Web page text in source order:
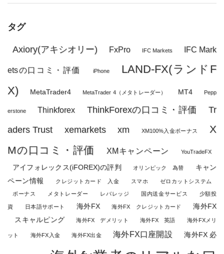
タグ
Axiory(アキシオリー) FxPro IFC Markets IFC Mark
etsの口コミ・評価 iPhone
LAND-FX(ランドF
X)
MetaTrader4 MetaTrader 4（メタトレーダー） MT4 Pepp
erstone Thinkforex ThinkForexの口コミ・評価
Tr
aders Trust
xemarkets xm XM100%入金ボーナス
X
Mの口コミ・評価
XMキャンペーン YouTradeFX
アイフォレックス(iFOREX)の評判 オリンピック 為替
キャン
ペーン情報
クレジットカード 入金 スマホ ゼロカットシステム
ボーナス メタトレーダー レバレッジ 国内送金サービス 少額投
資 日本語サポート 海外FX 海外FX クレジットカード
海外FX
スキャルピング
海外FX デメリット 海外FX 英語 海外FXメリ
ット 海外FX入金 海外FX出金 海外FX口座開設 海外FX 必